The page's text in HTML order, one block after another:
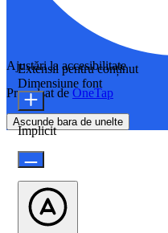
Ajustări la accesibilitate
Propulsat de OneTap
Ascunde bara de unelte
Extensii pentru conținut
Dimensiune font
Implicit